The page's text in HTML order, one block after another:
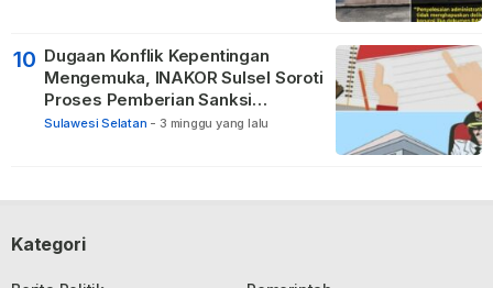
Pidana
10 Dugaan Konflik Kepentingan
Mengemuka, INAKOR Sulsel Soroti
Proses Pemberian Sanksi
terhadap ASN di Bone
Sulawesi Selatan - 3 minggu yang lalu
Kategori